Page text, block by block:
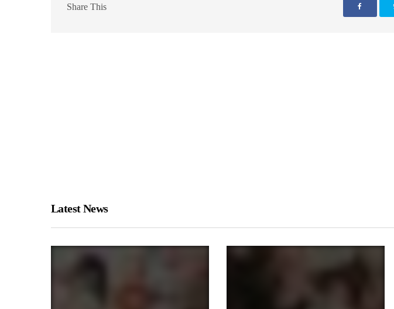
Share This
Latest News